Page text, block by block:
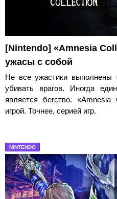
[Nintendo] «Amnesia
ужасы с собой
Не все ужастики выполнены
убивать врагов. Иногда
является бегство.
игрой. Точнее, серией игр.
NINTENDO